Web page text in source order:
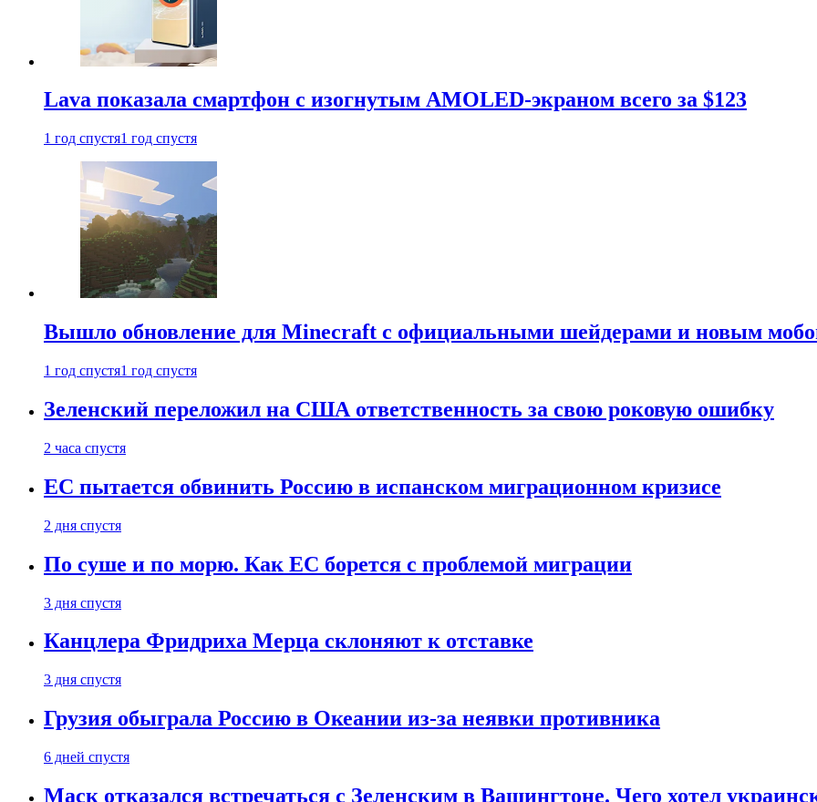
Lava показала смартфон с изогнутым AMOLED-экраном всего за $123
1 год спустя1 год спустя
Вышло обновление для Minecraft с официальными шейдерами и новым
1 год спустя1 год спустя
Зеленский переложил на США ответственность за свою роковую ошибку
2 часа спустя
ЕС пытается обвинить Россию в испанском миграционном кризисе
2 дня спустя
По суше и по морю. Как ЕС борется с проблемой миграции
3 дня спустя
Канцлера Фридриха Мерца склоняют к отставке
3 дня спустя
Грузия обыграла Россию в Океании из-за неявки противника
6 дней спустя
Маск отказался встречаться с Зеленским в Вашингтоне. Чего хотел